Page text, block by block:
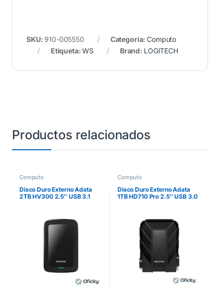
SKU: 910-005550 Categoría:Computo
Etiqueta:WS Brand: LOGITECH
Productos relacionados
Computo
Disco Duro Externo Adata
2TB HV300 2.5″ USB 3.1
Computo
Disco Duro Externo Adata
1TB HD710 Pro 2.5″ USB 3.0